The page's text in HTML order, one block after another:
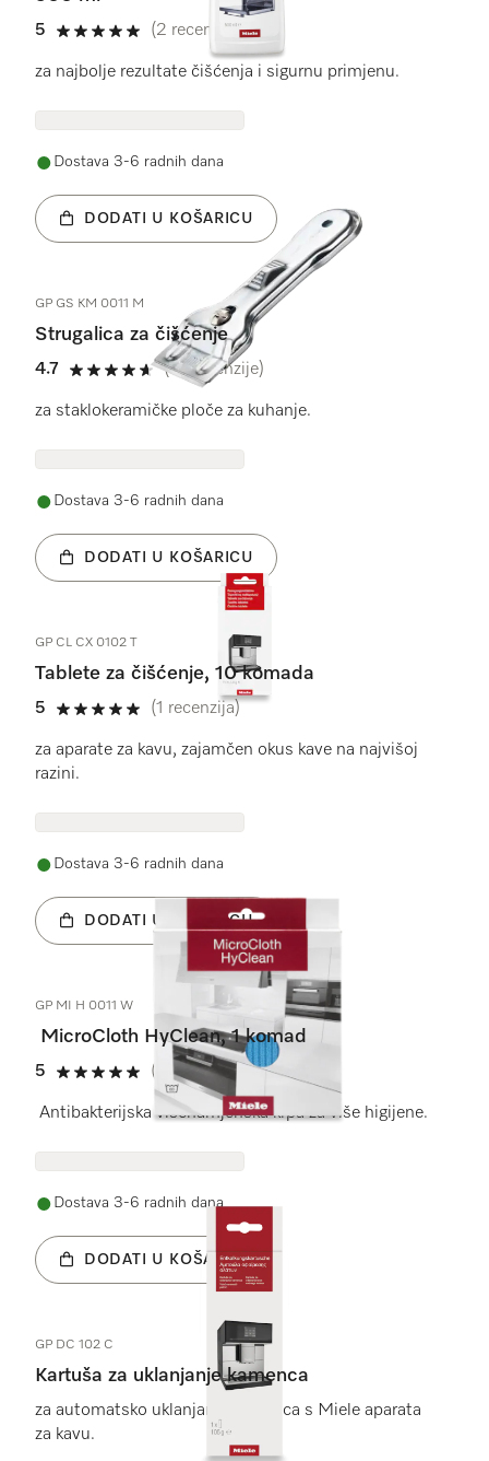
5
5 od 5
(2 recenzije)
za najbolje rezultate čišćenja i sigurnu primjenu.
Dostava 3-6 radnih dana
DODATI U KOŠARICU
GP GS KM 0011 M
Strugalica za čišćenje
4.7
4.7 od 5
(18 recenzije)
za staklokeramičke ploče za kuhanje.
Dostava 3-6 radnih dana
DODATI U KOŠARICU
GP CL CX 0102 T
Tablete za čišćenje, 10 komada
5
5 od 5
(1 recenzija)
za aparate za kavu, zajamčen okus kave na najvišoj
razini.
Dostava 3-6 radnih dana
DODATI U KOŠARICU
GP MI H 0011 W
MicroCloth HyClean, 1 komad
5
5 od 5
(20 recenzije)
Antibakterijska višenamjenska krpa za više higijene.
Dostava 3-6 radnih dana
DODATI U KOŠARICU
GP DC 102 C
Kartuša za uklanjanje kamenca
za automatsko uklanjanje kamenca s Miele aparata
za kavu.